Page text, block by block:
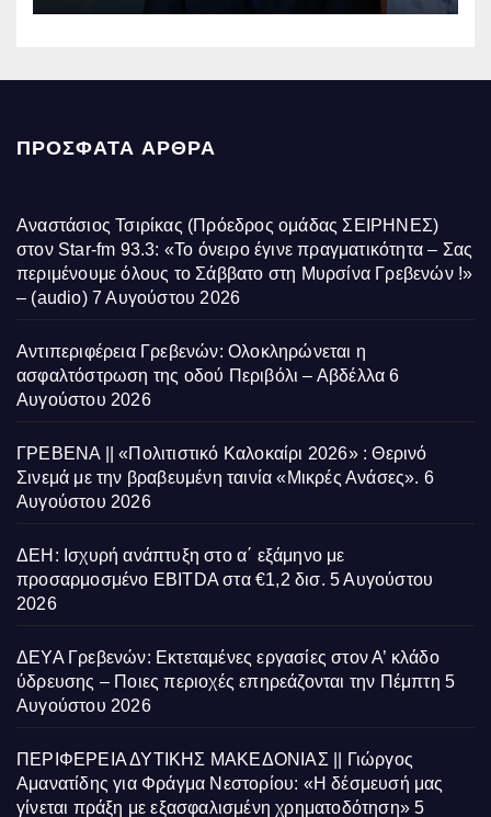
ΠΡΌΣΦΑΤΑ ΆΡΘΡΑ
Αναστάσιος Τσιρίκας (Πρόεδρος ομάδας ΣΕΙΡΗΝΕΣ)
στον Star-fm 93.3: «Το όνειρο έγινε πραγματικότητα – Σας
περιμένουμε όλους το Σάββατο στη Μυρσίνα Γρεβενών !»
– (audio) 7 Αυγούστου 2026
Αντιπεριφέρεια Γρεβενών: Ολοκληρώνεται η
ασφαλτόστρωση της οδού Περιβόλι – Αβδέλλα 6
Αυγούστου 2026
ΓΡΕΒΕΝΑ || «Πολιτιστικό Καλοκαίρι 2026» : Θερινό
Σινεμά με την βραβευμένη ταινία «Μικρές Ανάσες». 6
Αυγούστου 2026
ΔΕΗ: Ισχυρή ανάπτυξη στο α΄ εξάμηνο με
προσαρμοσμένο EBITDA στα €1,2 δισ. 5 Αυγούστου
2026
ΔΕΥΑ Γρεβενών: Εκτεταμένες εργασίες στον Α’ κλάδο
ύδρευσης – Ποιες περιοχές επηρεάζονται την Πέμπτη 5
Αυγούστου 2026
ΠΕΡΙΦΕΡΕΙΑ ΔΥΤΙΚΗΣ ΜΑΚΕΔΟΝΙΑΣ || Γιώργος
Αμανατίδης για Φράγμα Νεστορίου: «Η δέσμευσή μας
γίνεται πράξη με εξασφαλισμένη χρηματοδότηση» 5